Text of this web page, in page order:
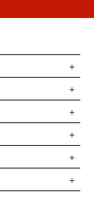
+
+
+
+
+
+